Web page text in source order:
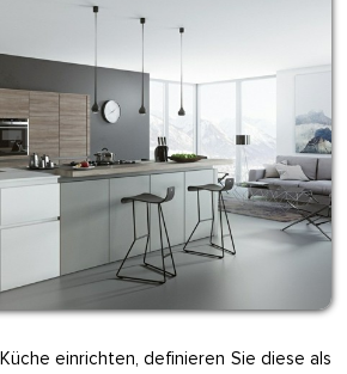
einrichten, definieren Sie diese als